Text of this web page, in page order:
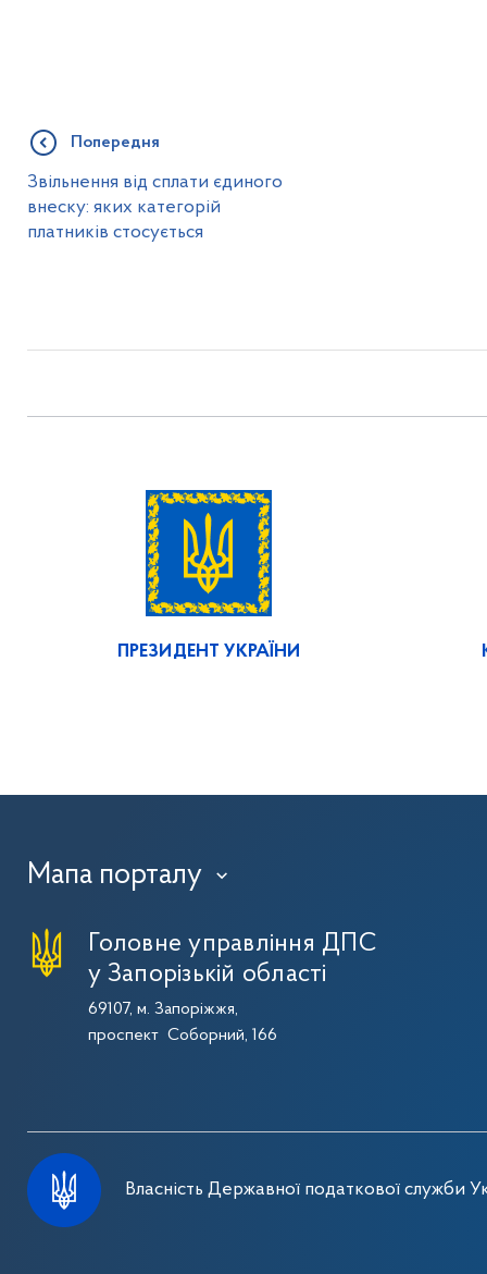
Попередня
Звільнення від сплати єдиного
внеску: яких категорій
платників стосується
ПРЕЗИДЕНТ УКРАЇНИ
Мапа порталу ›
Головне управління ДПС
у Запорізькій області
69107, м. Запоріжжя,
проспект Соборний, 166
Власність Державної податкової служби